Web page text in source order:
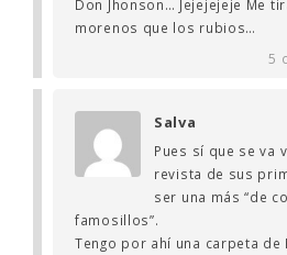
Don Jhonson… Jejejejeje Me
morenos que los rubios…
5
Salva
Pues sí que se va
revista de sus
ser una más “de
famosillos”.
Tengo por ahí una carpeta de